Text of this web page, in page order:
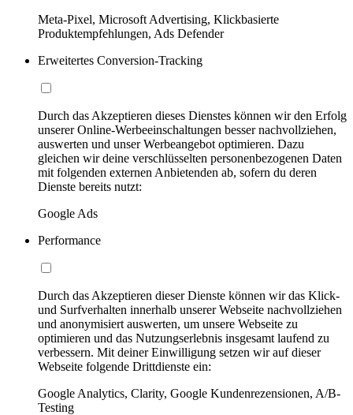
Meta-Pixel, Microsoft Advertising, Klickbasierte
Produktempfehlungen, Ads Defender
Erweitertes Conversion-Tracking
Durch das Akzeptieren dieses Dienstes können wir den Erfolg
unserer Online-Werbeeinschaltungen besser nachvollziehen,
auswerten und unser Werbeangebot optimieren. Dazu
gleichen wir deine verschlüsselten personenbezogenen Daten
mit folgenden externen Anbietenden ab, sofern du deren
Dienste bereits nutzt:
Google Ads
Performance
Durch das Akzeptieren dieser Dienste können wir das Klick-
und Surfverhalten innerhalb unserer Webseite nachvollziehen
und anonymisiert auswerten, um unsere Webseite zu
optimieren und das Nutzungserlebnis insgesamt laufend zu
verbessern. Mit deiner Einwilligung setzen wir auf dieser
Webseite folgende Drittdienste ein:
Google Analytics, Clarity, Google Kundenrezensionen, A/B-
Testing